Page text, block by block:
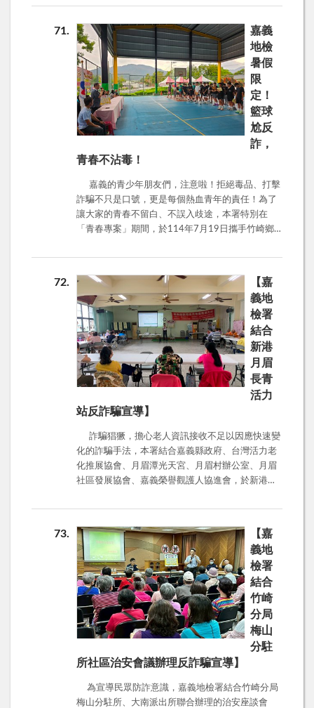
之名騙存摺或戶頭，又或是求職時要求交付提款卡
等；因此學會辨別正確的求職管道十分重要，以下
是幾個實用的小技巧，可以讓你察覺異狀!避免落入
陷阱! ‧ 「3要準備」：要蒐集應徵公司資料、要告
知親友求職地點、要檢視職缺資訊是否合理。 ‧ 「7
不原則」：不繳錢、不購買、不簽約、不辦卡、不
離身、不飲用、不非法工作，確保不掉入詐騙陷
阱，同時注意個人隱私權益。 有任何疑問可撥打求
職防騙諮詢專線：165。 正確求職管道可洽勞動部
勞動力發展署台灣就業通：0800-777-888。 圖片
出處:法務部、嘉義縣政府勞工暨青年發展處。
71
嘉義
地檢
暑假
限
定！
籃球
尬反
詐，
青春不沾毒！
嘉義的青少年朋友們，注意啦！拒絕毒品、打擊
詐騙不只是口號，更是每個熱血青年的責任！為了
讓大家的青春不留白、不誤入歧途，本署特別在
「青春專案」期間，於114年7月19日攜手竹崎鄉
會等超強陣容，直接殺入每年暑假都超受歡迎的
「竹崎團委盃青少年3對3籃球賽」 現場，要跟大家
一起動滋動滋、活力滿點地宣導反毒打詐！ 雖然
今天老天爺不作美，天氣有點陰陰的，但各位選手
的熱情完全沒在怕，球場上依舊火花四射，展現出
青少年最熱情的活力！現場由嘉義地檢署觀護人及
嘉義榮譽觀護人協進會張坤智理事長帶著他的堅強
團隊，用最生活化、最貼近大家的方式，跟大家面
對面聊聊毒品和詐騙的「眉角」，讓大家把自我保
護的觀念刻在心裡！ 📢 同學請注意！這些「毒」物
不要碰！ 地檢署在現場大力呼籲大家，現在的新
看起來「很潮」，會把它們偽裝成各種飲料、休閒
食品、零食，甚至偷偷加進香菸裡！然後，這些毒
品就趁機在KTV、夜店或音樂祭這種地方流竄，專
門吸引好奇的青少年上鉤。拜託大家，看到這些來
奇心殺死一隻貓」，一個不小心就誤觸毒品，賠掉
自己的一生！ 📢 小心詐騙集團！輕鬆賺錢攏是假，
別當冤大頭！ 再來就是現在橫行的詐騙集團！他
們超會利用人性的弱點，常打著「輕鬆、簡單、快
速賺錢」的口號來吸引大家，特別是鎖定涉世未深
的青少年當「車手」。大家千萬不要被金錢沖昏
頭！什麼輕鬆賺大錢的，九成九都是騙人的啦！ 更
不要輕易把你的金融卡、存摺、帳號交給別人用，
這樣很容易就會變成詐騙集團的「幫兇」，等著你
的就是觸犯法律，後悔莫及！ 毒品和詐騙犯罪，
就像兩顆超級毒瘤，嚴重影響我們的生活和社會安
全。嘉義地檢署會繼續火力全開，強力偵辦各種詐
欺、毒品犯罪，還要掃蕩那些想偷偷溜進校園的黑
道幫派！這些壞蛋常常先用新興毒品慢慢引誘青少
72
【嘉
義地
檢署
結合
新港
月眉
長青
活力
站反詐騙宣導】
詐騙猖獗，擔心老人資訊接收不足以因應快速變
化的詐騙手法，本署結合嘉義縣政府、台灣活力老
化推展協會、月眉潭光天宮、月眉村辦公室、月眉
社區發展協會、嘉義榮譽觀護人協進會，於新港月
行，要冷靜、查證，必要時打165專線諮詢，千萬
不能依照對方指示操作，這樣就落入陷阱受騙了。
根據打詐儀表板統計，6月份共16,388件，財損
共89億1,509.1萬元，平均算起來，每天都有5、6
百件，2、30億的財損。詐騙手法統計前五名依序
為投資詐騙、網路購物詐騙、假買家騙賣家詐騙、
假交友投資詐騙及假交友徵婚詐騙。 日前剛發
生，台中豐原驚傳一家五口命案悲劇，疑似因誤入
「金豆（黃金）詐騙」走上絕路。宣導當下，活力
站一位老太太上完廁所出來便跌倒，最後叫救護車
送醫。地檢署林宗材主任觀護人提醒在座老人家，
悉的不要再去碰觸，否則只是拿錢去給人家操作，
任人擺布，完全沒有主導能力，最後人跑了，錢也
73
【嘉
義地
檢署
結合
竹崎
分局
梅山
分駐
所社區治安會議辦理反詐騙宣導】
為宣導民眾防詐意識，嘉義地檢署結合竹崎分局
梅山分駐所、大南派出所聯合辦理的治安座談會